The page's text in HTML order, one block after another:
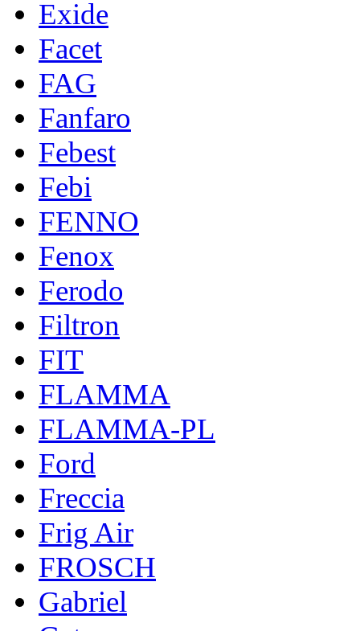
Exide
Facet
FAG
Fanfaro
Febest
Febi
FENNO
Fenox
Ferodo
Filtron
FIT
FLAMMA
FLAMMA-PL
Ford
Freccia
Frig Air
FROSCH
Gabriel